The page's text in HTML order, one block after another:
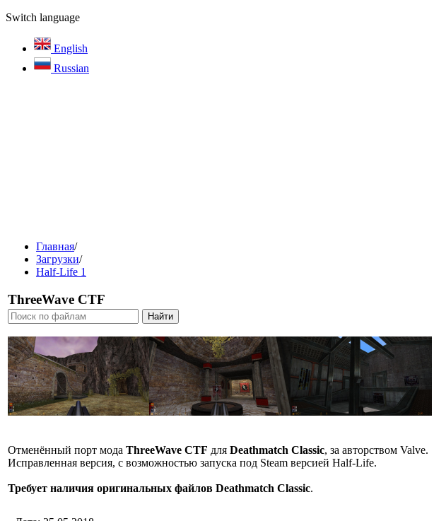
Switch language
English
Russian
Главная/
Загрузки/
Half-Life 1
ThreeWave CTF
Отменённый порт мода ThreeWave CTF для Deathmatch Classic, за авторством Valve.
Исправленная версия, с возможностью запуска под Steam версией Half-Life.
Требует наличия оригинальных файлов Deathmatch Classic.